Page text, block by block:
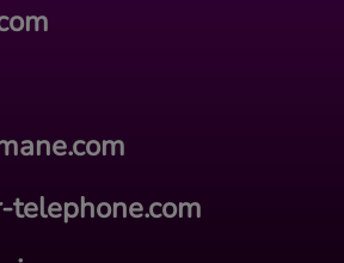
telephone.com